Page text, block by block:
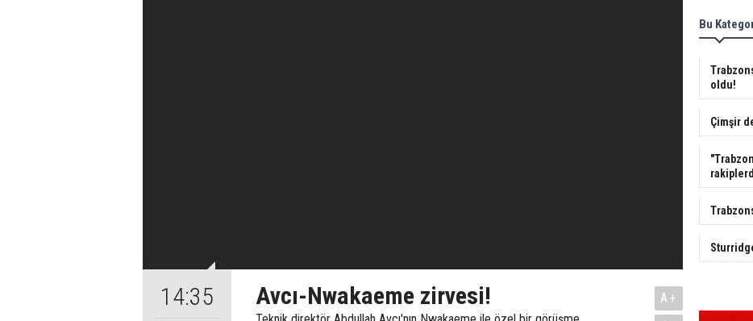
14:35 Avcı-Nwakaeme zirvesi!
A+
Bu
oldu!
Çimşir